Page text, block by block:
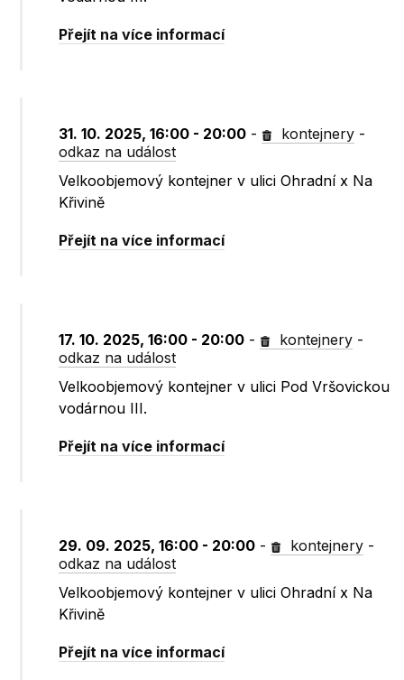
Přejít na více informací
31. 10. 2025, 16:00 - 20:00 - kontejnery -
odkaz na událost
Velkoobjemový kontejner v ulici Ohradní x Na
Křivině
Přejít na více informací
17. 10. 2025, 16:00 - 20:00 - kontejnery -
odkaz na událost
Velkoobjemový kontejner v ulici Pod Vršovickou
vodárnou III.
Přejít na více informací
29. 09. 2025, 16:00 - 20:00 - kontejnery -
odkaz na událost
Velkoobjemový kontejner v ulici Ohradní x Na
Křivině
Přejít na více informací